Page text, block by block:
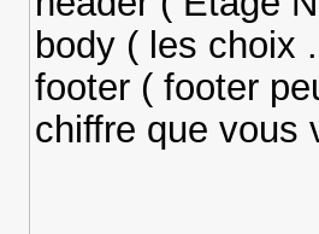
body ( les choix
footer ( footer
chiffre que vous